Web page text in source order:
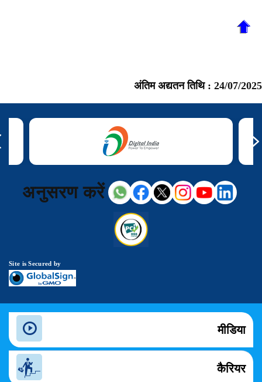
अंतिम अद्यतन तिथि : 24/07/2025
अनुसरण करें
Site is Secured by
मीडिया
कैरियर